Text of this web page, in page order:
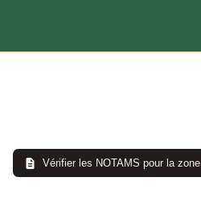
Vérifier les NOTAMS pour la zone